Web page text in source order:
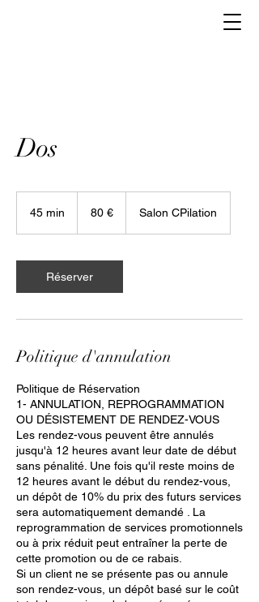
Dos
45 min
i
n
80 € Salon CPilation
Réserver
Politique d'annulation
Politique de Réservation
1- ANNULATION, REPROGRAMMATION
OU DÉSISTEMENT DE RENDEZ-VOUS
Les rendez-vous peuvent être annulés
jusqu'à 12 heures avant leur date de début
sans pénalité. Une fois qu'il reste moins de
12 heures avant le début du rendez-vous,
un dépôt de 10% du prix des futurs services
sera automatiquement demandé . La
reprogrammation de services promotionnels
ou à prix réduit peut entraîner la perte de
cette promotion ou de ce rabais.
Si un client ne se présente pas ou annule
son rendez-vous, un dépôt basé sur le coût